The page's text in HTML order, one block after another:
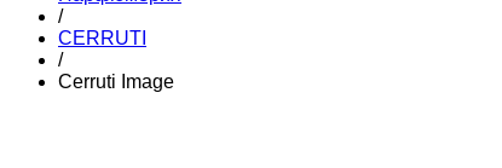
/
CERRUTI
/
Cerruti Image